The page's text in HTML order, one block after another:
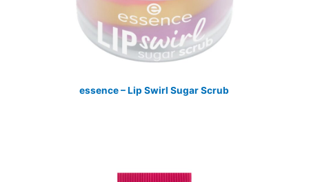
essence – Lip Swirl Sugar Scrub